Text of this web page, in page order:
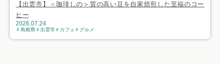
【出雲市】＜珈琲しの＞質の高い豆を自家焙煎した至福のコー
ヒー
2026.07.24
島根県 出雲市 カフェ グルメ